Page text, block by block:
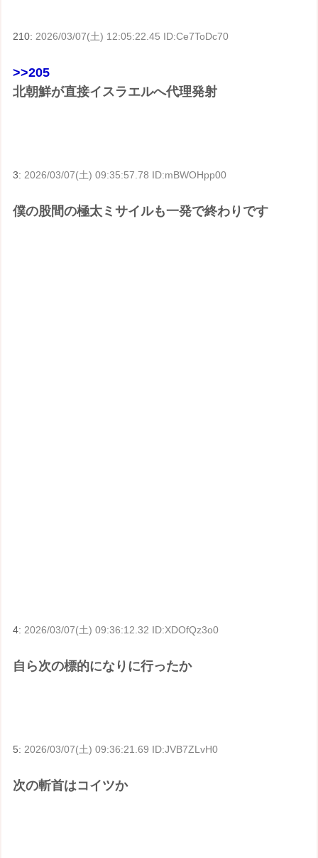
210:2026/03/07(土) 12:05:22.45 ID:Ce7ToDc70
>>205
北朝鮮が直接イスラエルへ代理発射
3: 2026/03/07(土) 09:35:57.78 ID:mBWOHpp00
僕の股間の極太ミサイルも一発で終わりです
4: 2026/03/07(土) 09:36:12.32 ID:XDOfQz3o0
自ら次の標的になりに行ったか
5: 2026/03/07(土) 09:36:21.69 ID:JVB7ZLvH0
次の斬首はコイツか